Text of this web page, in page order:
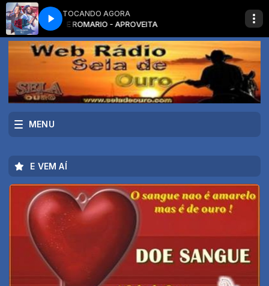
TOCANDO AGORA
CLAYTON E ROMARIO - APROVEITA CLAYTON E
MENU
E VEM AÍ